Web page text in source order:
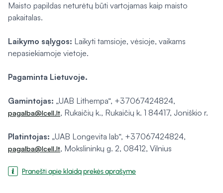
Maisto papildas neturėtų būti vartojamas kaip maisto
pakaitalas.
Laikymo sąlygos: Laikyti tamsioje, vėsioje, vaikams
nepasiekiamoje vietoje.
Pagaminta Lietuvoje.
Gamintojas: „UAB Lithempa“, +37067424824,
pagalba@lcell.lt, Rukaičių k., Rukaičių k. 1 84417, Joniškio r.
Platintojas: „UAB Longevita lab“, +37067424824,
pagalba@lcell.lt, Mokslininkų g. 2, 08412, Vilnius
Pranešti apie klaidą prekės aprašyme